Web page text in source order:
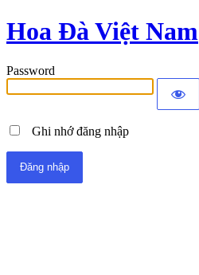
Hoa Đà Việt Nam
Password
Ghi nhớ đăng nhập